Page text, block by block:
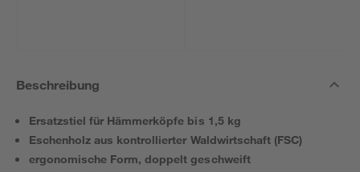
Beschreibung
Ersatzstiel für Hämmerköpfe bis 1,5 kg
Eschenholz aus kontrollierter Waldwirtschaft (FSC)
ergonomische Form, doppelt geschweift